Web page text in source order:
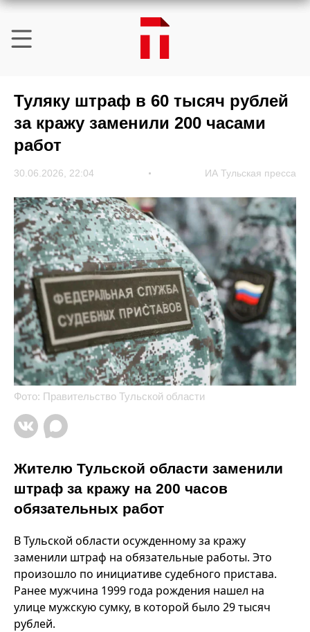
Туляку штраф в 60 тысяч рублей
за кражу заменили 200 часами
работ
30.06.2026, 22:04 ИА Тульская пресса
Фото: Правительство Тульской области
Жителю Тульской области заменили
штраф за кражу на 200 часов
обязательных работ
В Тульской области осужденному за кражу
заменили штраф на обязательные работы. Это
произошло по инициативе судебного пристава.
Ранее мужчина 1999 года рождения нашел на
улице мужскую сумку, в которой было 29 тысяч
рублей.